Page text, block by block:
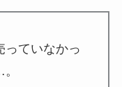
っていなかっ